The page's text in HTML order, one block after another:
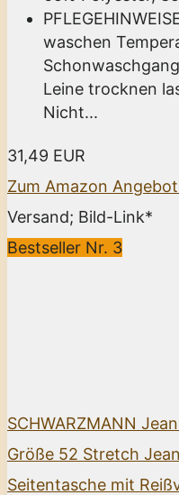
waschen
Leine trocknen
Nicht...
31,49 EUR
Zum Amazon
Versand; Bild-Link*
Bestseller Nr. 3
SCHWARZMANN
Größe 52 Stretch
Seitentasche mit